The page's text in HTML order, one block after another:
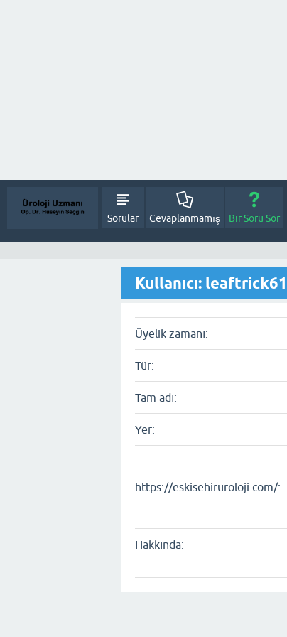
Sorular Cevaplanmamış Bir Soru Sor
Kullanıcı: leaftrick61
Üyelik zamanı:
Tür:
Tam adı:
Yer:
https://eskisehiruroloji.com/:
Hakkında: